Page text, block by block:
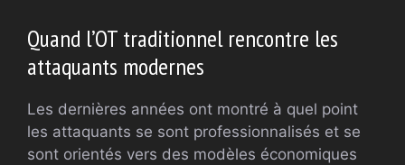
Quand l’OT traditionnel rencontre les
attaquants modernes
Les dernières années ont montré à quel point
les attaquants se sont professionnalisés et se
sont orientés vers des modèles économiques